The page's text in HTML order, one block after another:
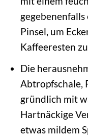
Pinsel, um
Kaffeeresten
Die
Abtropfschale,
gründlich mit
Hartnäckige
etwas mildem